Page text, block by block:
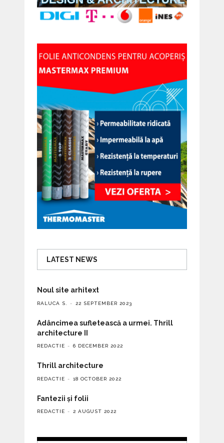
LATEST NEWS
Noul site arhitext
RALUCA S. 22 SEPTEMBER 2023
Adâncimea sufletească a urmei. Thrill
architecture II
REDACTIE 6 DECEMBER 2022
Thrill architecture
REDACTIE 18 OCTOBER 2022
Fantezii și folii
REDACTIE 2 AUGUST 2022